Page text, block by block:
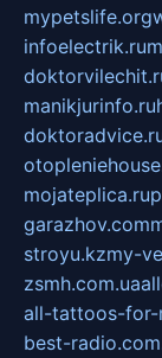
mypetslife.org
infoelectrik.ru
manikjurinfo.ru
mojateplica.ru
garazhov.com
stroyu.kzmy-
zsmh.com.ua
all-tattoos-for-
best-